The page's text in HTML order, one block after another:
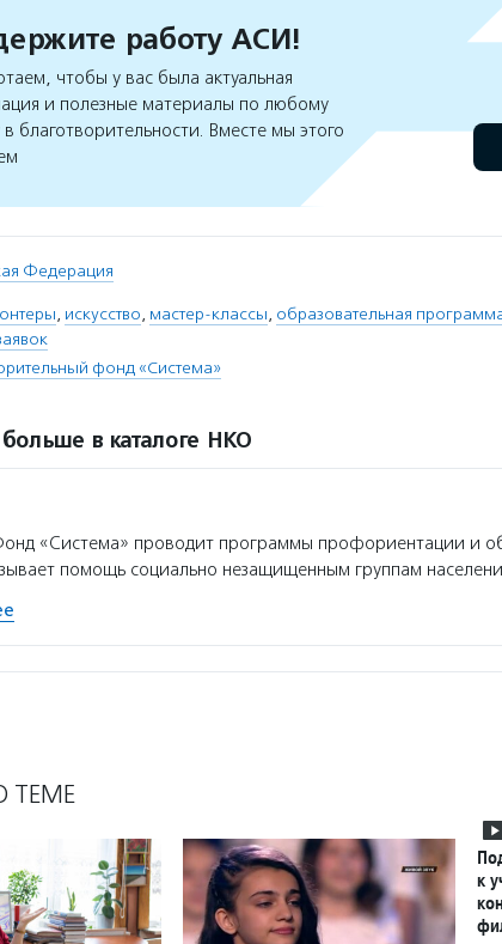
работу АСИ!
чтобы у вас была актуальная
и полезные материалы по любому
благотворительности. Вместе мы этого
Федерация
, искусство, мастер-классы, образовательная
фонд «Система»
в каталоге НКО
«Система» проводит программы профориентации и
помощь социально незащищенным группам
ТЕМЕ
к